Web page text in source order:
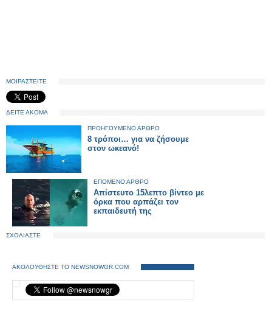
ΜΟΙΡΑΣΤΕΙΤΕ
ΔΕΙΤΕ ΑΚΟΜΑ
ΠΡΟΗΓΟΥΜΕΝΟ ΑΡΘΡΟ
8 τρόποι… για να ζήσουμε
στον ωκεανό!
ΕΠΟΜΕΝΟ ΑΡΘΡΟ
Απίστευτο 15λεπτο βίντεο με
όρκα που αρπάζει τον
εκπαιδευτή της
ΣΧΟΛΙΑΣΤΕ
ΑΚΟΛΟΥΘΗΣΤΕ ΤΟ NEWSNOWGR.COM